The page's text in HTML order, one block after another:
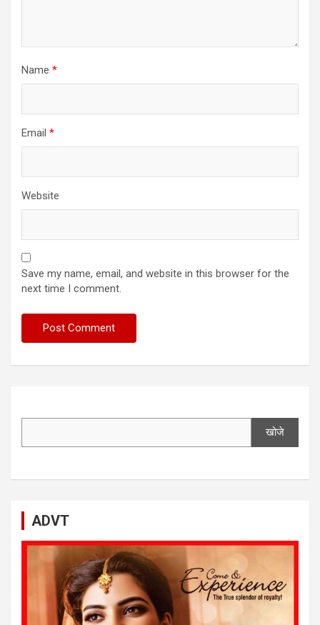
Name *
Email *
Website
Save my name, email, and website in this browser for the
next time I comment.
खोजे
ADVT